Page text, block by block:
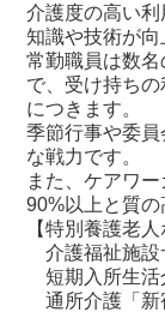
介護度の高い
知識や技術が向
常勤職員は数
で、受け持ち
につきます。
季節行事や委
な戦力です。
また、ケアワ
90%以上と質の
【特別養護老
介護福祉施
短期入所生
通所介護「新